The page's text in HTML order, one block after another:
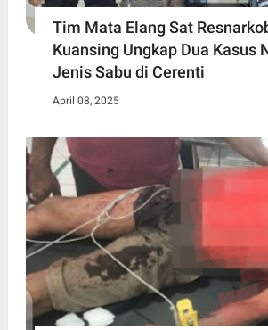
Tim Mata Elang Sat
Kuansing Ungkap Dua Kasus
Jenis Sabu di Cerenti
April 08, 2025